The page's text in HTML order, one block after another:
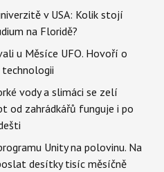
v USA: Kolik stojí
na Floridě?
u Měsíce UFO. Hovoří o
vody a slimáci se zelí
od zahrádkářů funguje i po
Unity na polovinu. Na
desítky tisíc měsíčně